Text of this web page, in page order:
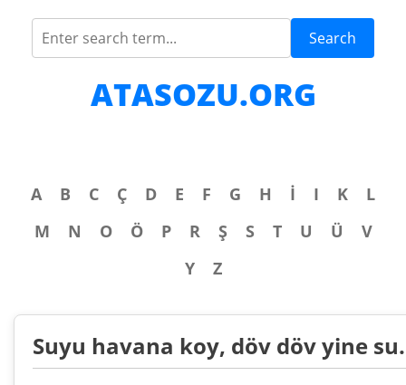
Search
ATASOZU.ORG
A B C Ç D E F G H İ I K
L
M
N O Ö P R Ş S T U Ü
V
Y
Z
Suyu havana koy, döv döv yine su.